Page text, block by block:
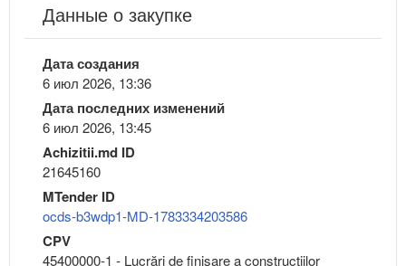
Данные о закупке
Дата создания
6 июл 2026, 13:36
Дата последних изменений
6 июл 2026, 13:45
Achizitii.md ID
21645160
MTender ID
ocds-b3wdp1-MD-1783334203586
CPV
45400000-1 - Lucrări de finisare a construcţiilor